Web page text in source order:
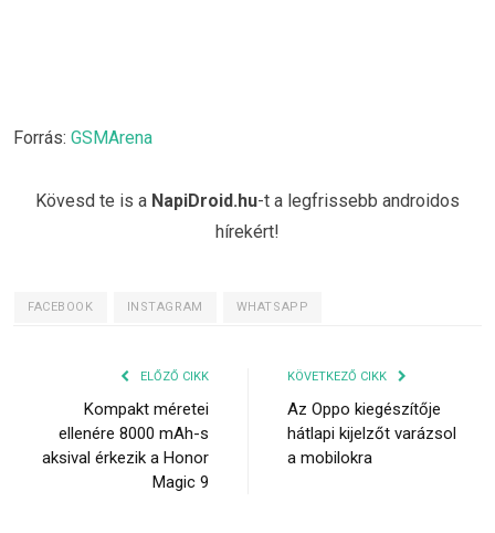
Forrás: GSMArena
Kövesd te is a NapiDroid.hu-t a legfrissebb androidos
hírekért!
FACEBOOK INSTAGRAM WHATSAPP
ELŐZŐ CIKK
Kompakt méretei
ellenére 8000 mAh-s
aksival érkezik a Honor
Magic 9
KÖVETKEZŐ CIKK
Az Oppo kiegészítője
hátlapi kijelzőt varázsol
a mobilokra